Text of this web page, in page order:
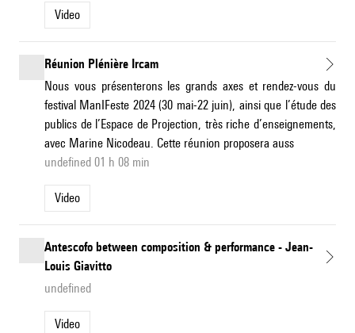
Video
Réunion Plénière Ircam
Nous vous présenterons les grands axes et rendez-vous du
festival ManIFeste 2024 (30 mai-22 juin), ainsi que l’étude des
publics de l’Espace de Projection, très riche d’enseignements,
avec Marine Nicodeau. Cette réunion proposera auss
undefined 01 h 08 min
Video
Antescofo between composition & performance - Jean-
Louis Giavitto
undefined
Video